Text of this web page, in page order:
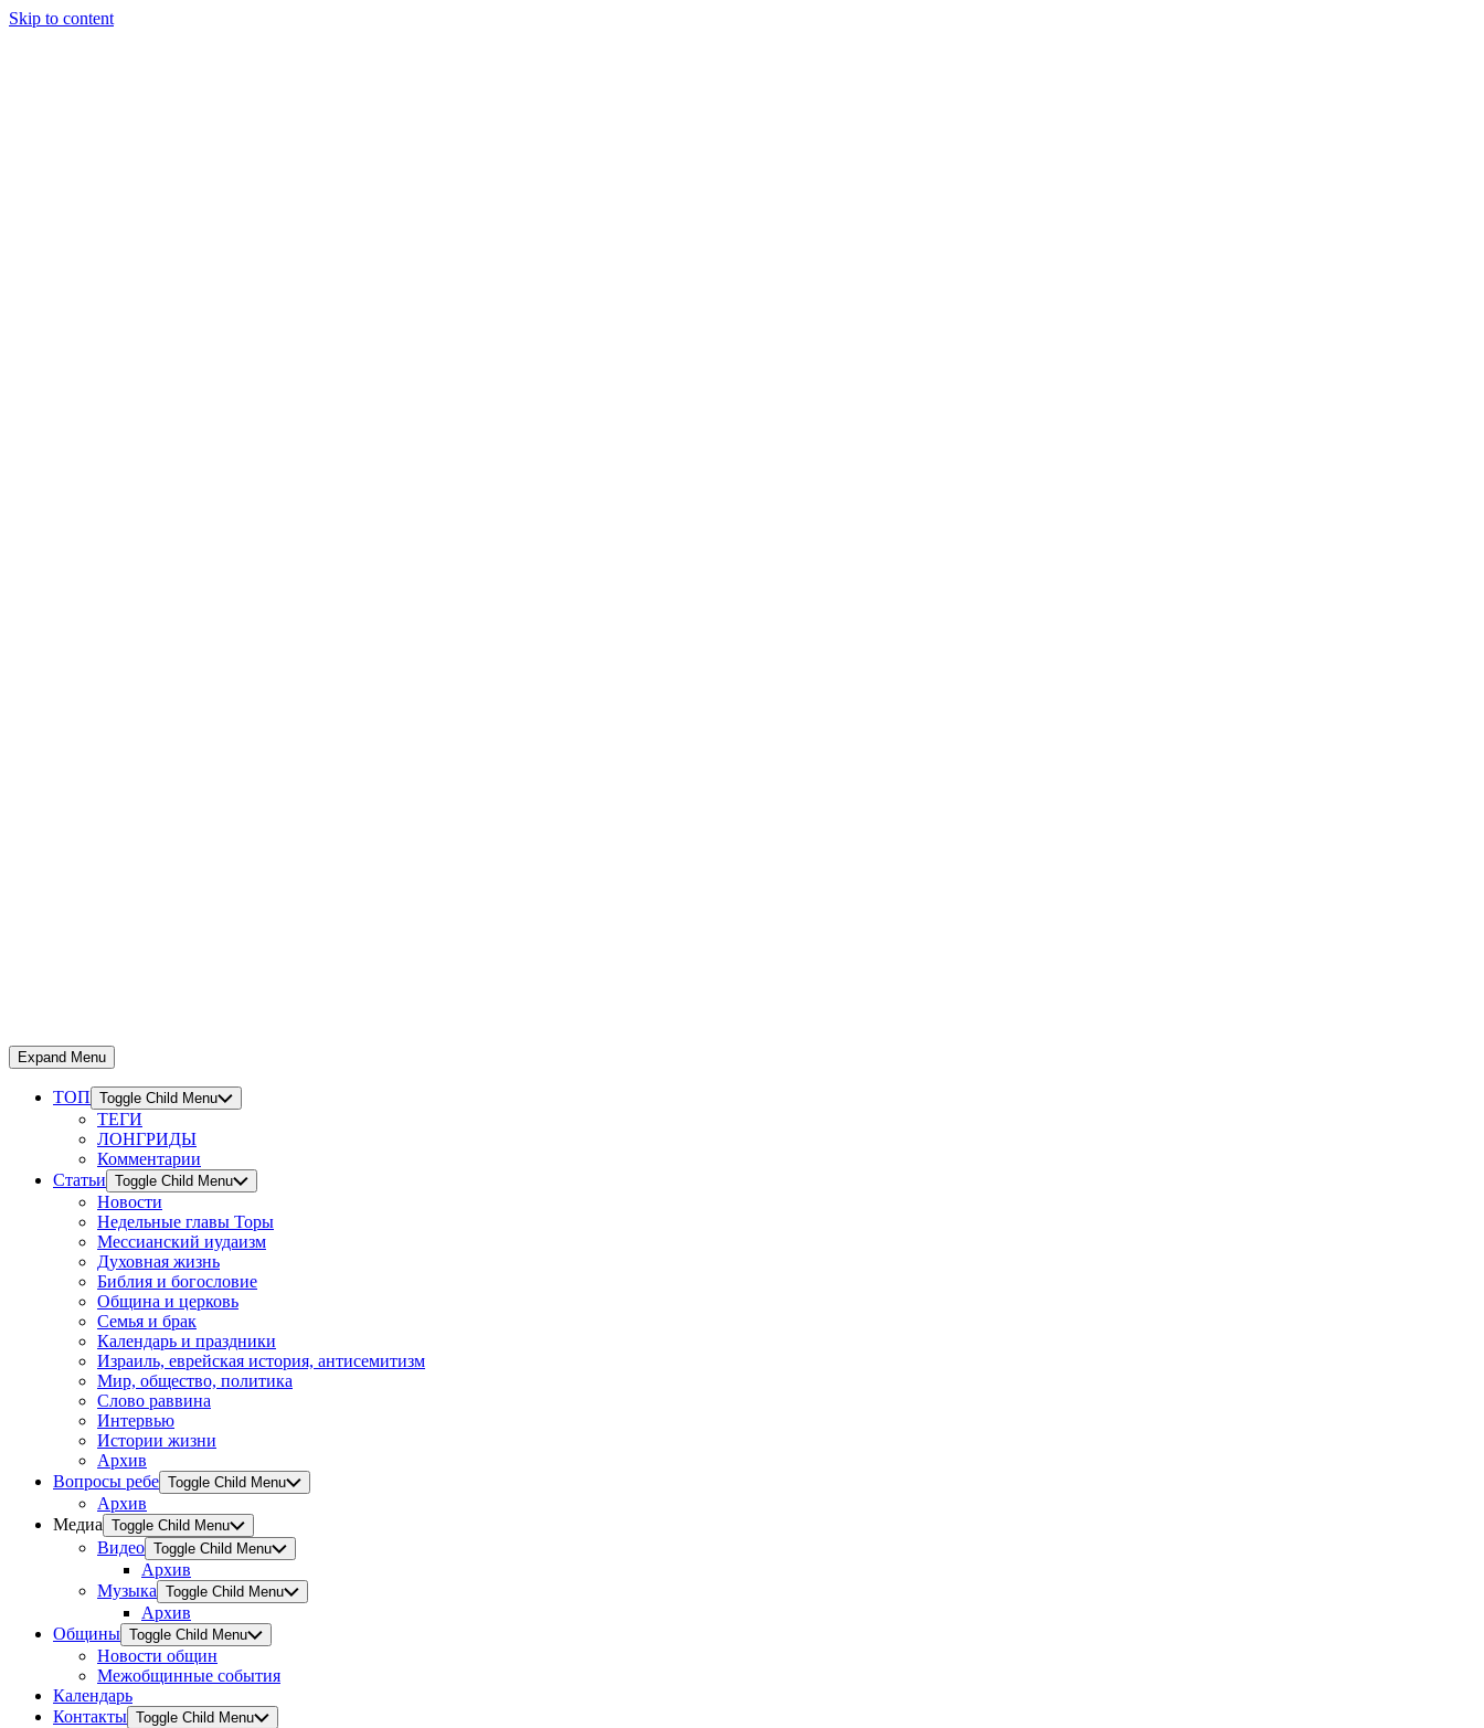
Skip to content
Expand Menu
ТОП Toggle Child Menu
ТЕГИ
ЛОНГРИДЫ
Комментарии
Статьи Toggle Child Menu
Новости
Недельные главы Торы
Мессианский иудаизм
Духовная жизнь
Библия и богословие
Община и церковь
Семья и брак
Календарь и праздники
Израиль, еврейская история, антисемитизм
Мир, общество, политика
Слово раввина
Интервью
Истории жизни
Архив
Вопросы ребе Toggle Child Menu
Архив
Медиа Toggle Child Menu
Видео Toggle Child Menu
Архив
Музыка Toggle Child Menu
Архив
Общины Toggle Child Menu
Новости общин
Межобщинные события
Календарь
Контакты Toggle Child Menu